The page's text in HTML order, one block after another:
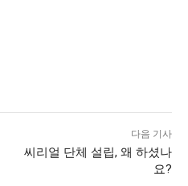
다음 기사
씨리얼 단체 설립, 왜 하셨나
요?